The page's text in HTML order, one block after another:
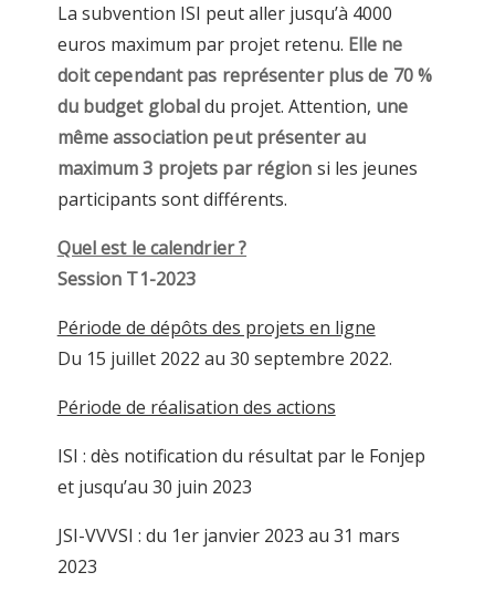
La subvention ISI peut aller jusqu’à 4000
euros maximum par projet retenu. Elle ne
doit cependant pas représenter plus de 70 %
du budget globaldu projet. Attention, une
même association peut présenter au
maximum 3 projets par région si les jeunes
participants sont différents.
Quel est le calendrier ?
Session T1-2023
Période de dépôts des projets en ligne
Du 15 juillet 2022 au 30 septembre 2022.
Période de réalisation des actions
ISI : dès notification du résultat par le Fonjep
et jusqu’au 30 juin 2023
JSI-VVVSI : du 1er janvier 2023 au 31 mars
2023